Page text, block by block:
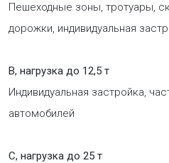
Пешеходные зоны, тротуары,
дорожки, индивидуальная
B, нагрузка до 12,5 т
Индивидуальная застройка,
автомобилей
C, нагрузка до 25 т